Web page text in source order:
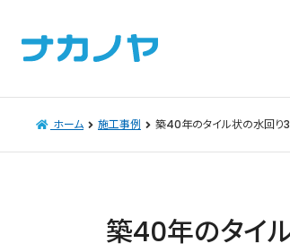
ホーム 施工事例 築40年のタイル状の水回り
築40年のタイ